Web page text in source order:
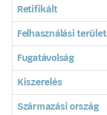
Retifikált
Felhasználási terület
Fugatávolság
Kiszerelés
Származási ország